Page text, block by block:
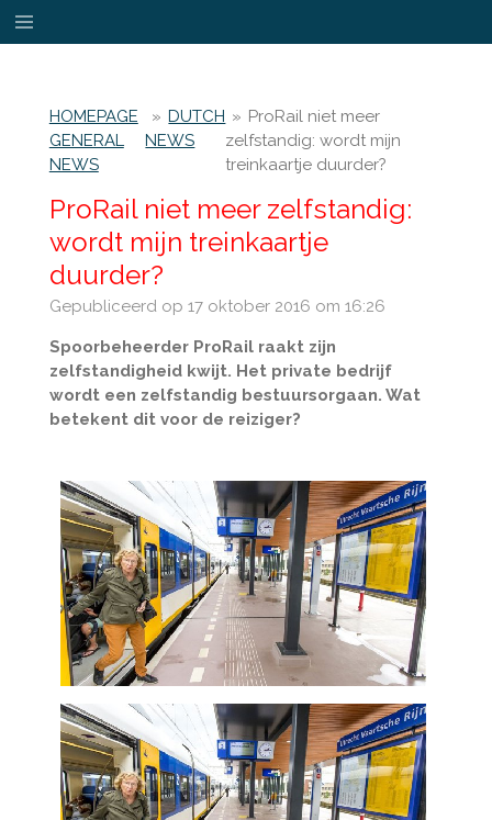
Ga
direct
hoofdinhoud
HOMEPAGE
GENERAL
NEWS
» DUTCH
NEWS
» ProRail niet meer
zelfstandig: wordt mijn
treinkaartje duurder?
ProRail niet meer zelfstandig:
wordt mijn treinkaartje
duurder?
Gepubliceerd op 17 oktober 2016 om 16:26
Spoorbeheerder ProRail raakt zijn
zelfstandigheid kwijt. Het private bedrijf
wordt een zelfstandig bestuursorgaan. Wat
betekent dit voor de reiziger?